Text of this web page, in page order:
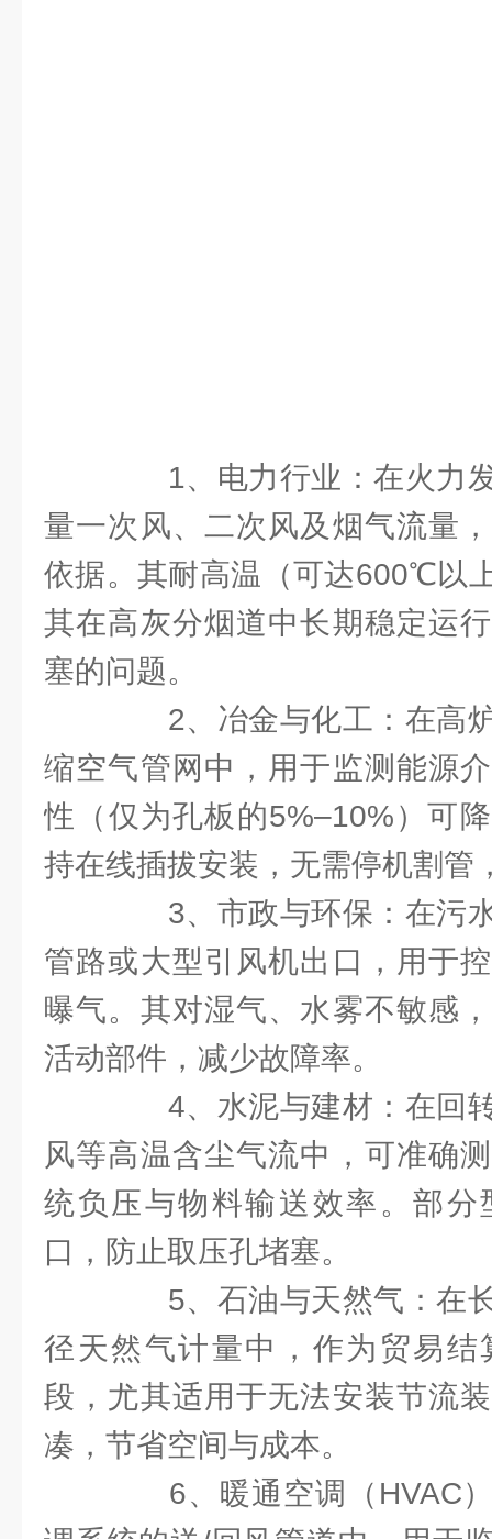
1、电力行业：在火力发
量一次风、二次风及烟气流量
依据。其耐高温（可达600℃以
其在高灰分烟道中长期稳定运
塞的问题。
2、冶金与化工：在高炉
缩空气管网中，用于监测能源
性（仅为孔板的5%–10%）可
持在线插拔安装，无需停机割管
3、市政与环保：在污水
管路或大型引风机出口，用于
曝气。其对湿气、水雾不敏感
活动部件，减少故障率。
4、水泥与建材：在回转
风等高温含尘气流中，可准确
统负压与物料输送效率。部分
口，防止取压孔堵塞。
5、石油与天然气：在长
径天然气计量中，作为贸易结
段，尤其适用于无法安装节流
凑，节省空间与成本。
6、暖通空调（HVAC）